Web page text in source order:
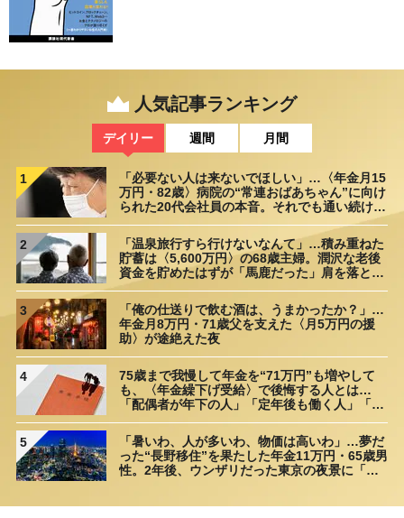
人気記事ランキング
デイリー 週間 月間
1
「必要ない人は来ないでほしい」…〈年金月15
万円・82歳〉病院の“常連おばあちゃん”に向け
られた20代会社員の本音。それでも通い続ける
2
「温泉旅行すら行けないなんて」…積み重ねた
貯蓄は〈5,600万円〉の68歳主婦。潤沢な老後
資金を貯めたはずが「馬鹿だった」肩を落とす
3
「俺の仕送りで飲む酒は、うまかったか？」…
年金月8万円・71歳父を支えた〈月5万円の援
助〉が途絶えた夜
4
75歳まで我慢して年金を“71万円”も増やして
も、〈年金繰下げ受給〉で後悔する人とは…
「配偶者が年下の人」「定年後も働く人」「特
5
「暑いわ、人が多いわ、物価は高いわ」…夢だ
った“長野移住”を果たした年金11万円・65歳男
性。2年後、ウンザリだった東京の夜景に「癒